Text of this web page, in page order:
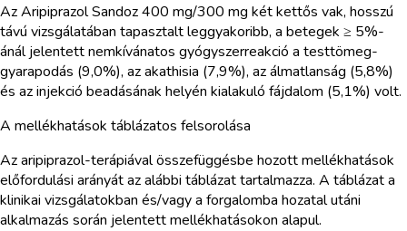
Az Aripiprazol Sandoz 400 mg/300 mg két kettős vak, hosszú
távú vizsgálatában tapasztalt leggyakoribb, a betegek ≥ 5%-
ánál jelentett nemkívánatos gyógyszerreakció a testtömeg-
gyarapodás (9,0%), az akathisia (7,9%), az álmatlanság (5,8%)
és az injekció beadásának helyén kialakuló fájdalom (5,1%) volt.
A mellékhatások táblázatos felsorolása
Az aripiprazol-terápiával összefüggésbe hozott mellékhatások
előfordulási arányát az alábbi táblázat tartalmazza. A táblázat a
klinikai vizsgálatokban és/vagy a forgalomba hozatal utáni
alkalmazás során jelentett mellékhatásokon alapul.